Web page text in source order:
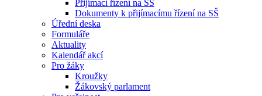
Přijímací řízení na SŠ
Dokumenty k přijímacímu řízení na SŠ
Úřední deska
Formuláře
Aktuality
Kalendář akcí
Pro žáky
Kroužky
Žákovský parlament